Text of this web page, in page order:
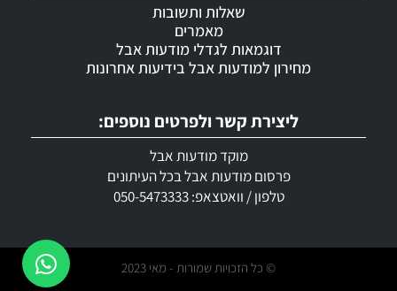
ליצירת קשר ולפרטים נוספים:
מוקד מודעות אבל
פרסום מודעות אבל בכל העיתונים
טלפון / וואטצאפ: 050-5473333
שאלות ותשובות
מאמרים
דוגמאות לגדלי מודעות אבל
מחירון למודעות אבל בידיעות אחרונות
© כל הזכויות שמורות - מאי 2023